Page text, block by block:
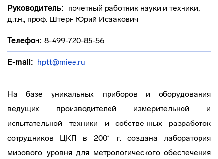
Руководитель: почетный работник науки и техники,
д.т.н., проф. Штерн Юрий Исаакович
Телефон: 8-499-720-85-56
E-mail: hptt@miee.ru
На базе уникальных приборов и оборудования
ведущих производителей измерительной и
испытательной техники и собственных разработок
сотрудников ЦКП в 2001 г. создана лаборатория
мирового уровня для метрологического обеспечения